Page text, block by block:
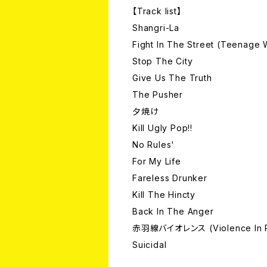
【Track list】
Shangri-La
Fight In The Street (Teenage
Stop The City
Give Us The Truth
The Pusher
夕焼け
Kill Ugly Pop!!
No Rules'
For My Life
Fareless Drunker
Kill The Hincty
Back In The Anger
赤羽線バイオレンス (Violence
Suicidal